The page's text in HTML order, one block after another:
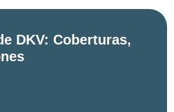
DKV: Coberturas,